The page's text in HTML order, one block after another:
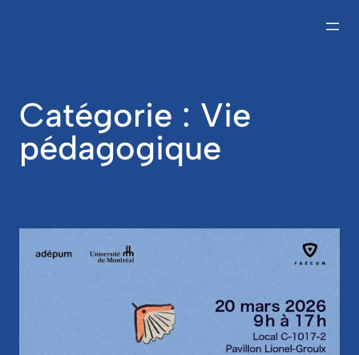
Catégorie : Vie
pédagogique